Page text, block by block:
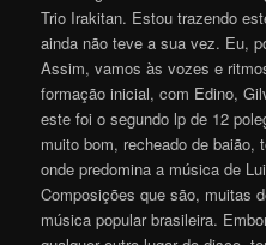
Trio Irakitan. Estou trazendo
ainda não teve a sua vez. Eu,
Assim, vamos às vozes e
formação inicial, com Edino,
este foi o segundo lp de 12
muito bom, recheado de
onde predomina a música de
Composições que são, muitas
música popular brasileira.